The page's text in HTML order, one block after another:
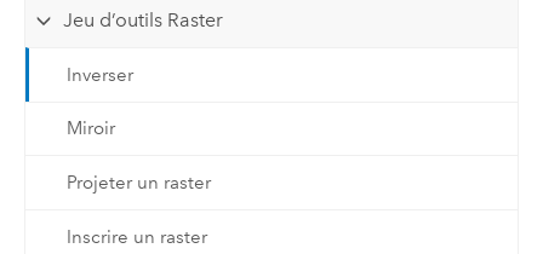
Jeu d’outils Raster
Inverser
Miroir
Projeter un raster
Inscrire un raster